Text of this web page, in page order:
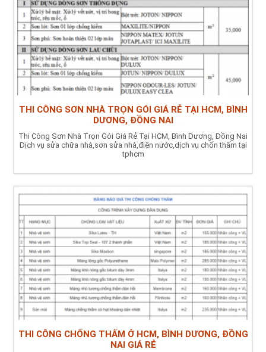
THI CÔNG SƠN NHÀ TRỌN GÓI GIÁ RẺ TẠI HCM, BÌNH
DƯƠNG, ĐỒNG NAI
Thi Công Sơn Nhà Trọn Gói Giá Rẻ Tại HCM, Bình Dương, Đồng Nai
Dịch vụ sửa chữa nhà,sơn sửa nhà,điện nước,dịch vụ chốn thấm tại
tphcm
THI CÔNG CHỐNG THẤM Ở HCM, BÌNH DƯƠNG, ĐỒNG
NAI GIÁ RẺ